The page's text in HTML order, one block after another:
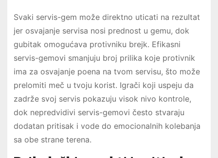
Svaki servis-gem može direktno uticati na rezultat
jer osvajanje servisa nosi prednost u gemu, dok
gubitak omogućava protivniku brejk. Efikasni
servis-gemovi smanjuju broj prilika koje protivnik
ima za osvajanje poena na tvom servisu, što može
prelomiti meč u tvoju korist. Igrači koji uspeju da
zadrže svoj servis pokazuju visok nivo kontrole,
dok nepredvidivi servis-gemovi često stvaraju
dodatan pritisak i vode do emocionalnih kolebanja
sa obe strane terena.